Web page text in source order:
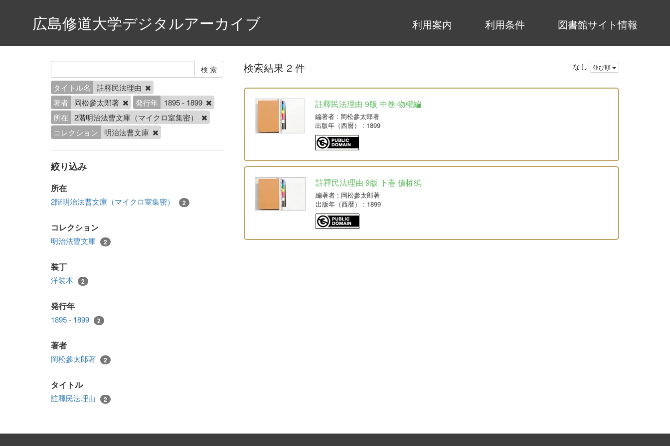
利用案内 利用条件 図書館サイト情報
広島修道大学デジタルアーカイブ
タイトル名
註釋民法理由
著者
岡松參太郎著 発行年
1895 - 1899
所在
2階明治法曹文庫（マイクロ室集密）
コレクション
明治法曹文庫
絞り込み
所在
2階明治法曹文庫（マイクロ室集密） 2
コレクション
明治法曹文庫 2
装丁
洋装本 2
発行年
1895 - 1899 2
著者
岡松參太郎著 2
タイトル
註釋民法理由 2
検索結果 2 件 なし 並び順
註釋民法理由 9版 中巻 物權編
編著者: 岡松參太郎著
出版年（西暦）
: 1899
註釋民法理由 9版 下巻 債權編
編著者: 岡松參太郎著
出版年（西暦）
: 1899